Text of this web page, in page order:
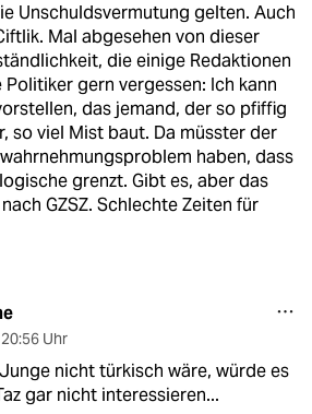
Unschuldsvermutung gelten. Auch
Mal abgesehen von dieser
die einige Redaktionen
Politiker gern vergessen: Ich kann
das jemand, der so pfiffig
so viel Mist baut. Da müsster der
haben, dass
grenzt. Gibt es, aber das
GZSZ. Schlechte Zeiten für
20:56 Uhr
nicht türkisch wäre, würde es
gar nicht interessieren...